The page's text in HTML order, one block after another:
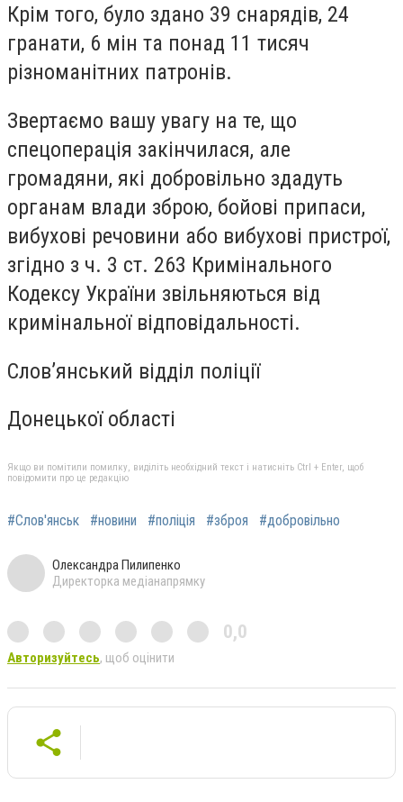
Крім того, було здано 39 снарядів, 24
гранати, 6 мін та понад 11 тисяч
різноманітних патронів.
Звертаємо вашу увагу на те, що
спецоперація закінчилася, але
громадяни, які добровільно здадуть
органам влади зброю, бойові припаси,
вибухові речовини або вибухові пристрої,
згідно з ч. 3 ст. 263 Кримінального
Кодексу України звільняються від
кримінальної відповідальності.
Слов’янський відділ поліції
Донецької області
Якщо ви помітили помилку, виділіть необхідний текст і натисніть Ctrl + Enter, щоб
повідомити про це редакцію
#Слов'янськ #новини #поліція #зброя #добровільно
Олександра Пилипенко
Директорка медіанапрямку
0,0
Авторизуйтесь, щоб оцінити